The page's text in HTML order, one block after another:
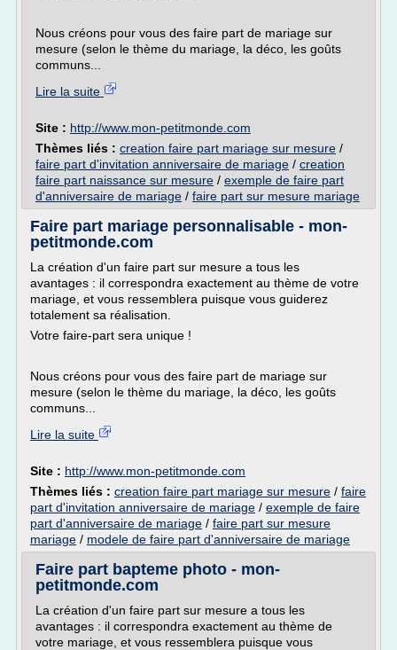
Nous créons pour vous des faire part de mariage sur
mesure (selon le thème du mariage, la déco, les goûts
communs...
Lire la suite
Site : http://www.mon-petitmonde.com
Thèmes liés : creation faire part mariage sur mesure /
faire part d'invitation anniversaire de mariage / creation
faire part naissance sur mesure / exemple de faire part
d'anniversaire de mariage / faire part sur mesure mariage
Faire part mariage personnalisable - mon-
petitmonde.com
La création d'un faire part sur mesure a tous les
avantages : il correspondra exactement au thème de votre
mariage, et vous ressemblera puisque vous guiderez
totalement sa réalisation.
Votre faire-part sera unique !
Nous créons pour vous des faire part de mariage sur
mesure (selon le thème du mariage, la déco, les goûts
communs...
Lire la suite
Site : http://www.mon-petitmonde.com
Thèmes liés : creation faire part mariage sur mesure / faire
part d'invitation anniversaire de mariage / exemple de faire
part d'anniversaire de mariage / faire part sur mesure
mariage / modele de faire part d'anniversaire de mariage
Faire part bapteme photo - mon-
petitmonde.com
La création d'un faire part sur mesure a tous les
avantages : il correspondra exactement au thème de
votre mariage, et vous ressemblera puisque vous